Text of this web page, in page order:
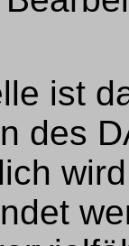
ist
des